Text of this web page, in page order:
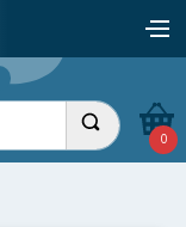
Udfør søgning
0